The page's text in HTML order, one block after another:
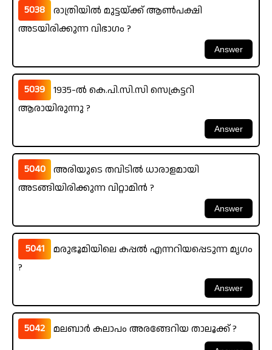
5038
രാത്രിയിൽ മുട്ടയ്ക്ക് ആൺപക്ഷി
അടയിരിക്കുന്ന വിഭാഗം ?
5039
1935-ൽ കെ.പി.സി.സി സെക്രട്ടറി
ആരായിരുന്നു ?
5040 അരിയുടെ തവിടിൽ ധാരാളമായി
അടങ്ങിയിരിക്കുന്ന വിറ്റാമിൻ ?
5041
മരുഭൂമിയിലെ കപ്പൽ എന്നറിയപ്പെടുന്ന മൃഗം
?
5042 മലബാർ കലാപം അരങ്ങേറിയ താലൂക്ക് ?